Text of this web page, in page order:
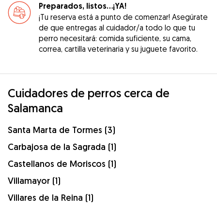
Preparados, listos...¡YA!
¡Tu reserva está a punto de comenzar! Asegúrate
de que entregas al cuidador/a todo lo que tu
perro necesitará: comida suficiente, su cama,
correa, cartilla veterinaria y su juguete favorito.
Cuidadores de perros cerca de
Salamanca
Santa Marta de Tormes (3)
Carbajosa de la Sagrada (1)
Castellanos de Moriscos (1)
Villamayor (1)
Villares de la Reina (1)